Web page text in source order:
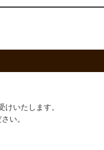
いたします。
い。